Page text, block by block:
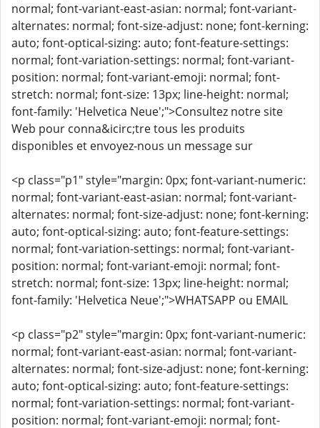
normal; font-variant-east-asian: normal; font-variant-
alternates: normal; font-size-adjust: none; font-kerning:
auto; font-optical-sizing: auto; font-feature-settings:
normal; font-variation-settings: normal; font-variant-
position: normal; font-variant-emoji: normal; font-
stretch: normal; font-size: 13px; line-height: normal;
font-family: 'Helvetica Neue';">Consultez notre site
Web pour conna&icirc;tre tous les produits
disponibles et envoyez-nous un message sur
<p class="p1" style="margin: 0px; font-variant-numeric:
normal; font-variant-east-asian: normal; font-variant-
alternates: normal; font-size-adjust: none; font-kerning:
auto; font-optical-sizing: auto; font-feature-settings:
normal; font-variation-settings: normal; font-variant-
position: normal; font-variant-emoji: normal; font-
stretch: normal; font-size: 13px; line-height: normal;
font-family: 'Helvetica Neue';">WHATSAPP ou EMAIL
<p class="p2" style="margin: 0px; font-variant-numeric:
normal; font-variant-east-asian: normal; font-variant-
alternates: normal; font-size-adjust: none; font-kerning:
auto; font-optical-sizing: auto; font-feature-settings:
normal; font-variation-settings: normal; font-variant-
position: normal; font-variant-emoji: normal; font-